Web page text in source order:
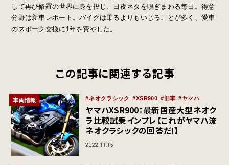
して再び修羅の世界に身を投じ、日夜ネタを嗅ぎまわる毎日。得意
分野は新車レポート。バイクは乗るよりもいじることが多く、愛車
のスポーク交換に1年を費やした。
この記事に関連する記事
車両情報 ネオクラシック XSR900 旧車 ヤマハ
ヤマハXSR900：最新国産大型ネオク
ラ比較試乗インプレ【これがヤマハ流
ネオクラシックの回答だ!】
2022.11.15